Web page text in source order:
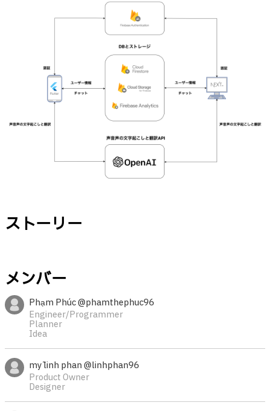
ストーリー
メンバー
Phạm Phúc @phamthephuc96
Engineer/Programmer
Planner
Idea
mỹ linh phan @linhphan96
Product Owner
Designer